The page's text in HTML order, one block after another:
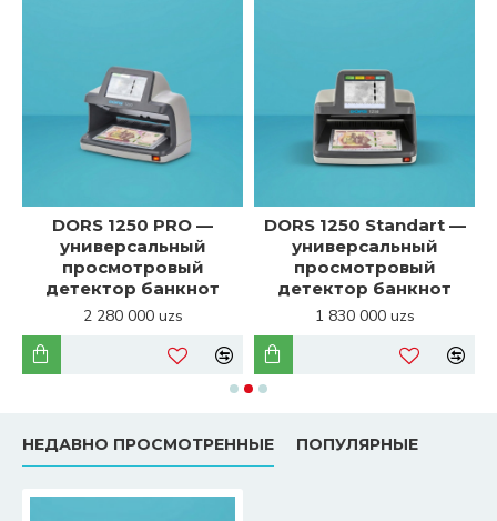
DORS 1250 PRO —
универсальный
просмотровый
детектор банкнот
2 280 000 uzs
DORS 1250 Standart —
универсальный
просмотровый
детектор банкнот
1 830 000 uzs
НЕДАВНО ПРОСМОТРЕННЫЕ ПОПУЛЯРНЫЕ